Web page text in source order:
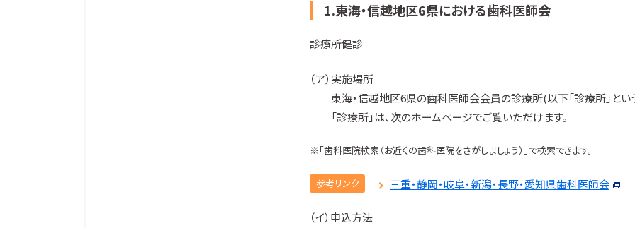
1.東海・信越地区6県における歯科医師会
診療所健診
（ア）実施場所
東海・信越地区6県の歯科医師会会員の診療所(以下「診療所」とい
「診療所」は、次のホームページでご覧いただけます。
※「歯科医院検索（お近くの歯科医院をさがしましょう）」で検索できます。
参考リンク 三重・静岡・岐阜・新潟・長野・愛知県歯科医師会
（イ）申込方法